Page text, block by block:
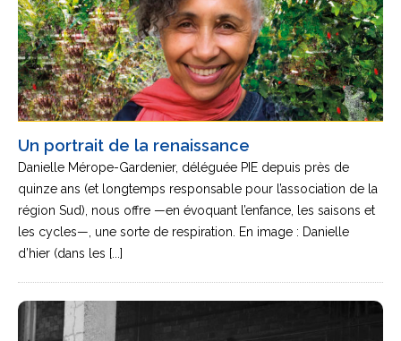
Un portrait de la renaissance
Danielle Mérope-Gardenier, déléguée PIE depuis près de
quinze ans (et longtemps responsable pour l’association de la
région Sud), nous offre —en évoquant l’enfance, les saisons et
les cycles—, une sorte de respiration. En image : Danielle
d’hier (dans les [...]